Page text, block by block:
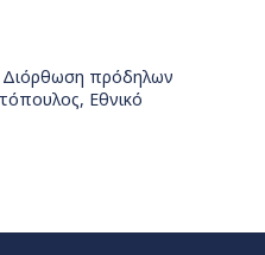
Διόρθωση πρόδηλων
Εθνικό